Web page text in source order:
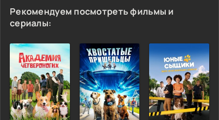
Рекомендуем посмотреть фильмы и
сериалы: